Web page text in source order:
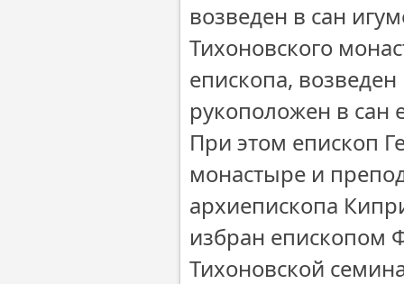
возведен в сан
Тихоновского
епископа,
рукоположен в сан
При этом епископ
монастыре и
архиепископа
избран епископом
Тихоновской